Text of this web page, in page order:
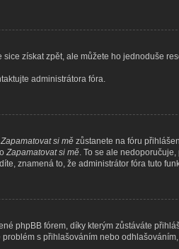
získat zpět, ale můžete ho jednoduše
administrátora fóra.
Zapamatovat si mě zůstanete na fóru
Zapamatovat si mě. To se ale
znamená to, že administrátor fóra tuto
phpBB fórem, díky kterým zůstáváte
s přihlašováním nebo